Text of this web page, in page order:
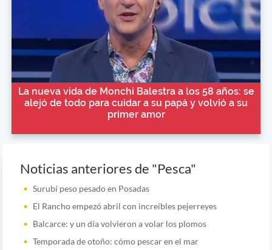
La nueva vida de Monchi Balestra a los 58 años: se
alejó de todo para cuidar a su papá y volvió a su
primer amor
Noticias anteriores de "Pesca"
Surubí peso pesado en Posadas
El Rancho empezó abril con increíbles pejerreyes
Balcarce: y un día volvieron a volar los plomos
Temporada de otoño: cómo pescar en el mar